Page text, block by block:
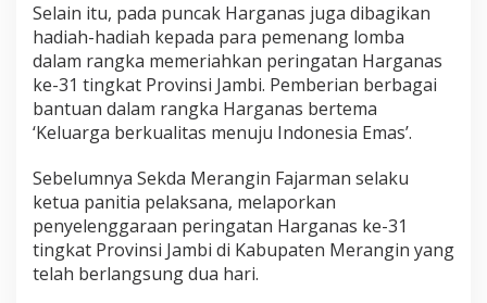
Selain itu, pada puncak Harganas juga dibagikan
hadiah-hadiah kepada para pemenang lomba
dalam rangka memeriahkan peringatan Harganas
ke-31 tingkat Provinsi Jambi. Pemberian berbagai
bantuan dalam rangka Harganas bertema
‘Keluarga berkualitas menuju Indonesia Emas’.
Sebelumnya Sekda Merangin Fajarman selaku
ketua panitia pelaksana, melaporkan
penyelenggaraan peringatan Harganas ke-31
tingkat Provinsi Jambi di Kabupaten Merangin yang
telah berlangsung dua hari.